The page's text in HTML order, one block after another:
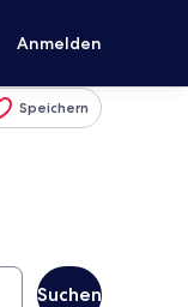
Anmelden
Speichern
Suchen